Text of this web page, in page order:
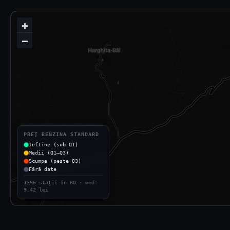
+
−
PREȚ BENZINA STANDARD
Ieftine (sub Q1)
Medii (Q1–Q3)
Scumpe (peste Q3)
Fără date
1396 stații în RO · med:
9.42 lei